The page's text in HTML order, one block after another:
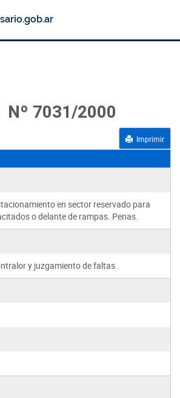
Nº 7031/2000
Imprimir
en sector reservado para
o delante de rampas. Penas.
y juzgamiento de faltas